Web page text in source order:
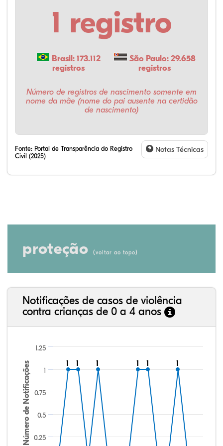
1 registro
Brasil: 173.112
registros
São Paulo: 29.658
registros
Número de registros de nascimento somente em
nome da mãe (nome do pai ausente na certidão
de nascimento)
Fonte: Portal de Transparência do Registro
Civil (2025)
Notas Técnicas
proteção (voltar ao topo)
Notificações de casos de violência
contra crianças de 0 a 4 anos
Número de Notificações 11 11 11 11 11 11
0.25
0.5
0.75
1
1.25